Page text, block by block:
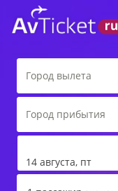
14 августа, пт